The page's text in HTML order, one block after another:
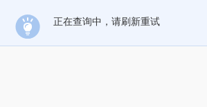
正在查询中，请刷新重试